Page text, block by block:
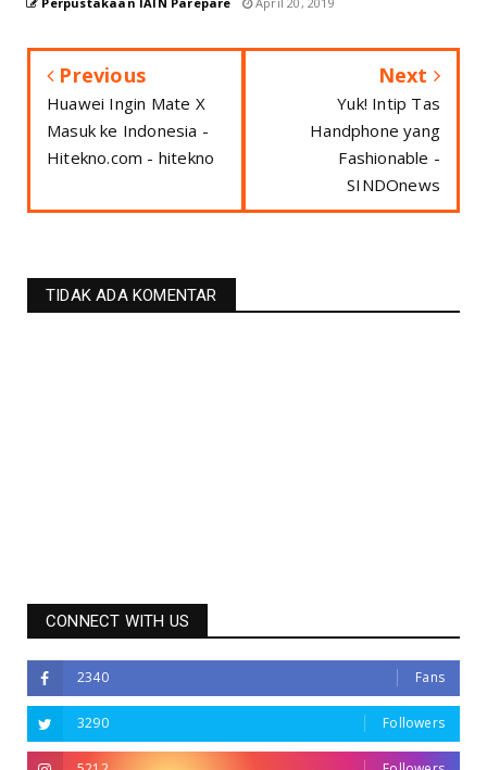
Previous
Huawei Ingin Mate X
Masuk ke Indonesia -
Hitekno.com - hitekno
Next
Yuk! Intip Tas
Handphone yang
Fashionable -
SINDOnews
TIDAK ADA KOMENTAR
CONNECT WITH US
2340 Fans
3290 Followers